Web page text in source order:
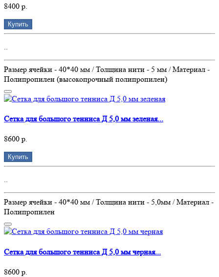
8400 р.
Купить
..
Размер ячейки - 40*40 мм / Толщина нити - 5 мм / Материал -
Полипропилен (высокопрочный полипропилен)
Сетка для большого тенниса Д 5,0 мм зеленая...
8600 р.
Купить
..
Размер ячейки - 40*40 мм / Толщина нити - 5,0мм / Материал -
Полипропилен
Сетка для большого тенниса Д 5,0 мм черная...
8600 р.